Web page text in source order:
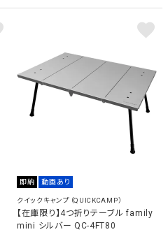
即納 動画あり
クイックキャンプ（QUICKCAMP）
【在庫限り】4つ折りテーブル family
mini シルバー QC-4FT80